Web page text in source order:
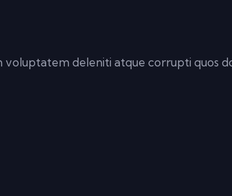
voluptatem deleniti atque corrupti quos